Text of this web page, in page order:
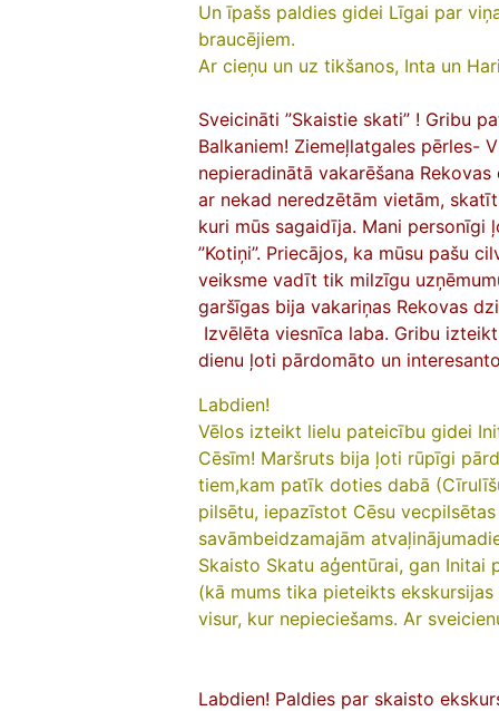
Un īpašs paldies gidei Līgai par
braucējiem.
Ar cieņu un uz tikšanos, Inta un
Sveicināti ”Skaistie skati” ! Gribu
Balkaniem! Ziemeļlatgales pērles-
nepieradinātā vakarēšana
ar nekad neredzētām vietām,
kuri mūs sagaidīja. Mani personīgi
”Kotiņi”. Priecājos, ka mūsu pašu
veiksme vadīt tik milzīgu
garšīgas bija vakariņas Rekovas
Izvēlēta viesnīca laba. Gribu
dienu ļoti pārdomāto un
Labdien!
Vēlos izteikt lielu pateicību gidei
Cēsīm! Maršruts bija ļoti rūpīgi
tiem,kam patīk doties dabā
pilsētu, iepazīstot Cēsu
savāmbeidzamajām
Skaisto Skatu aģentūrai, gan
(kā mums tika pieteikts
visur, kur nepieciešams. Ar
Labdien! Paldies par skaisto